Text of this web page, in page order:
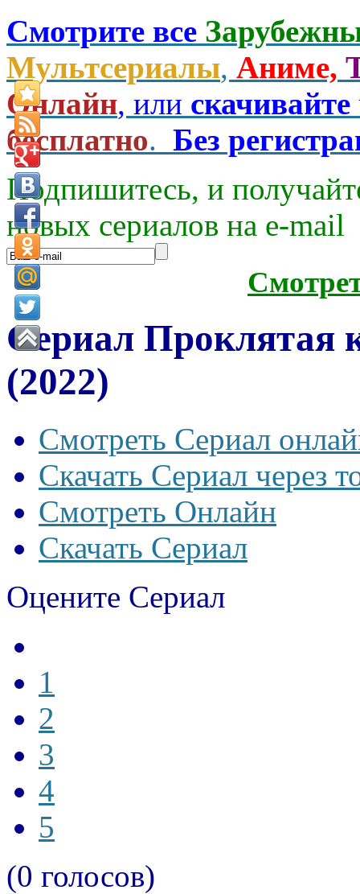
Смотрите все
Мультсериалы, Аниме,
Онлайн, или скачивайте
бесплатно. Без
Подпишитесь, и
новых сериалов на e-mаil
Сериал Проклятая
(2022)
Смотреть Сериал
Скачать Сериал через
Смотреть Онлайн
Скачать Сериал
Оцените Сериал
1
2
3
4
5
(0 голосов)